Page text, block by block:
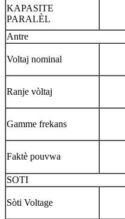
KAPASITE
PARALÈL
Antre
Voltaj nominal
Ranje vòltaj
Gamme frekans
Faktè pouvwa
SOTI
Sòti Voltage